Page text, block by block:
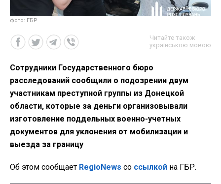
фото: ГБР
Читайте також
українською мовою
Сотрудники Государственного бюро
расследований сообщили о подозрении двум
участникам преступной группы из Донецкой
области, которые за деньги организовывали
изготовление поддельных военно-учетных
документов для уклонения от мобилизации и
выезда за границу
Об этом сообщает RegioNews со ссылкой на ГБР.